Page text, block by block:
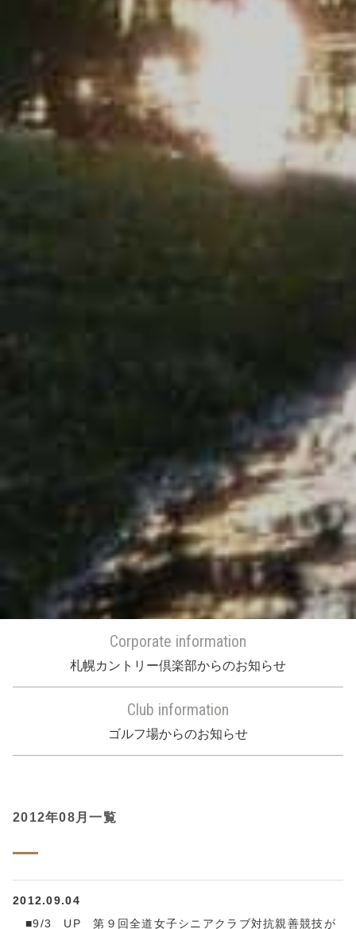
Corporate information
札幌カントリー倶楽部からのお知らせ
Club information
ゴルフ場からのお知らせ
2012年08月一覧
2012.09.04
■9/3 UP 第９回全道女子シニアクラブ対抗親善競技が